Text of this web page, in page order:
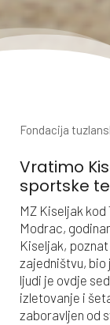
Fondacija
Vratimo
sportske
MZ Kiseljak
Modrac,
Kiseljak,
zajedništvu,
ljudi je ovdje
izletovanje i
zaboravljen od